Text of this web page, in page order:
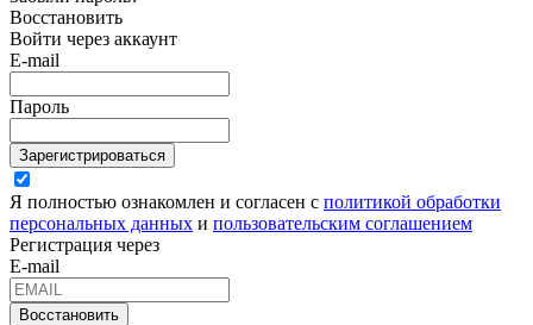
Восстановить
Войти через аккаунт
E-mail
Пароль
Зарегистрироваться
Я полностью ознакомлен и согласен с политикой обработки
персональных данных и пользовательским соглашением
Регистрация через
E-mail
Восстановить